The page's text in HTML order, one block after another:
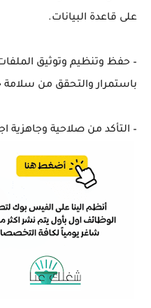
على قاعدة البيانات.
– حفظ وتنظيم وتوثيق
باستمرار والتحقق من
– التأكد من صلاحية وجاهزية